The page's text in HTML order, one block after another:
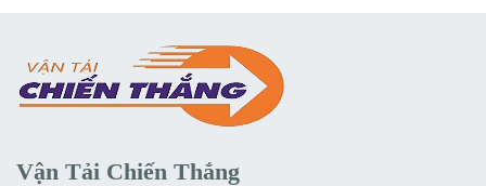
Vận Tải Chiến Thắng